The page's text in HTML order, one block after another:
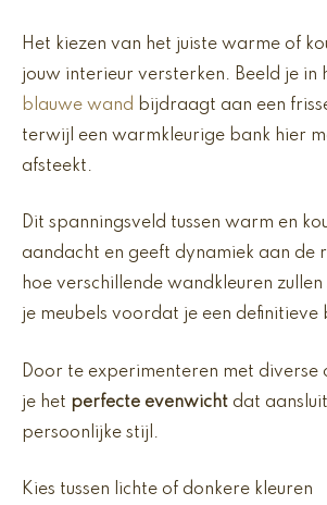
Het kiezen van het juiste warme of
jouw interieur versterken. Beeld je in
blauwe wand bijdraagt aan een
terwijl een warmkleurige bank hier
afsteekt.
Dit spanningsveld tussen warm en
aandacht en geeft dynamiek aan de
hoe verschillende wandkleuren
je meubels voordat je een definitieve
Door te experimenteren met diverse
je het perfecte evenwicht dat
persoonlijke stijl.
Kies tussen lichte of donkere kleuren